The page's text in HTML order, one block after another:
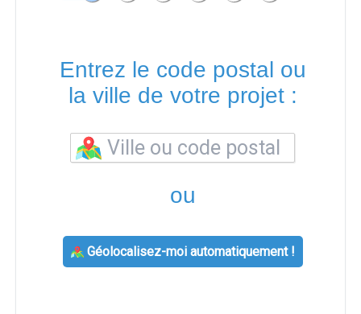
Entrez le code postal ou
la ville de votre projet :
ou
Géolocalisez-moi automatiquement !